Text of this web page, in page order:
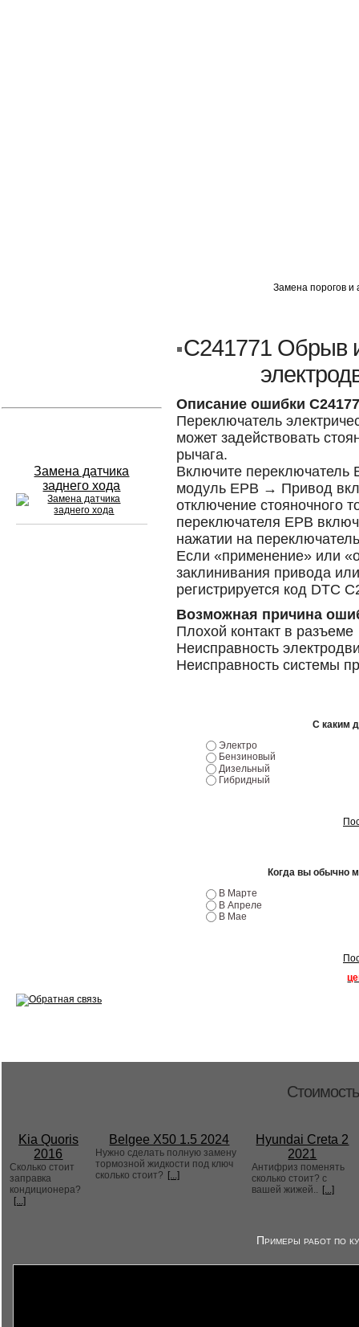
Замена датчика
заднего хода
Замена порогов и
C241771 Обрыв
Описание ошибки
Переключатель
может задействовать
рычага.
Включите
модуль EPB → Привод
отключение стояночного
переключателя EPB
нажатии на
Если «применение» или
заклинивания привода
регистрируется код DTC
Возможная причина
Плохой контакт в разъеме
Неисправность
Неисправность системы
С каким
Электро
Бензиновый
Дизельный
Гибридный
Когда вы обычно
В Марте
В Апреле
В Мае
Kia Quoris
2016
Сколько стоит
заправка
кондиционера?
[...]
Belgee X50 1.5 2024
Нужно сделать полную замену
тормозной жидкости под ключ
сколько стоит? [...]
Hyundai Creta 2
2021
Антифриз поменять
сколько стоит? с
вашей жижей.. [...]
Примеры работ по